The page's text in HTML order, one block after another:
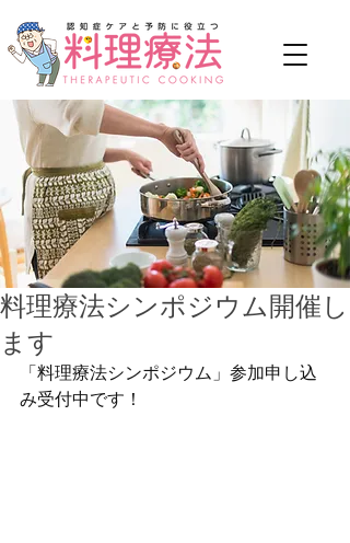
料理療法シンポジウム開催し
ます
「料理療法シンポジウム」参加申し込
み受付中です！